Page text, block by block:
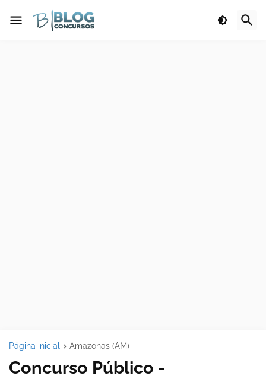
Página inicial Amazonas (AM)
Concurso Público -